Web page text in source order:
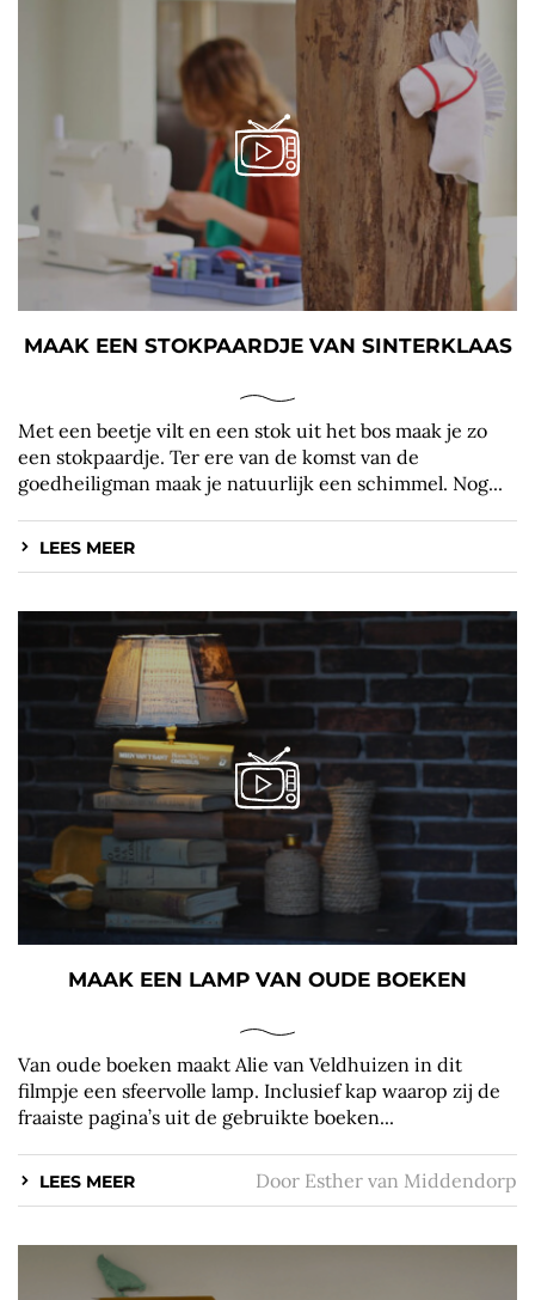
MAAK EEN STOKPAARDJE VAN SINTERKLAAS
Met een beetje vilt en een stok uit het bos maak je zo
een stokpaardje. Ter ere van de komst van de
goedheiligman maak je natuurlijk een schimmel. Nog...
LEES MEER
MAAK EEN LAMP VAN OUDE BOEKEN
Van oude boeken maakt Alie van Veldhuizen in dit
filmpje een sfeervolle lamp. Inclusief kap waarop zij de
fraaiste pagina’s uit de gebruikte boeken...
LEES MEER Door Esther van Middendorp